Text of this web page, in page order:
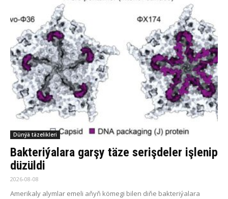
Dünýä täzelikleri
Bakteriýalara garşy täze serişdeler işlenip
düzüldi
2026-08-08
Amerikaly alymlar emeli aňyň kömegi bilen diňe bakteriýalara